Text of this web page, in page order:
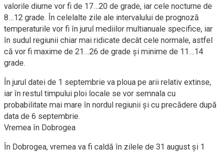
valorile diurne vor fi de 17…20 de grade, iar cele nocturne de
8…12 grade. În celelalte zile ale intervalului de prognoză
temperaturile vor fi în jurul mediilor multianuale specifice, iar
în sudul regiunii chiar mai ridicate decât cele normale, astfel
că vor fi maxime de 21…26 de grade şi minime de 11…14
grade.
În jurul datei de 1 septembrie va ploua pe arii relativ extinse,
iar în restul timpului ploi locale se vor semnala cu
probabilitate mai mare în nordul regiunii şi cu precădere după
data de 6 septembrie.
Vremea în Dobrogea
În Dobrogea, vremea va fi caldă în zilele de 31 august şi 1